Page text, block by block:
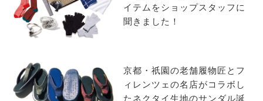
イテムをショップスタッフに
聞きました！
京都・祇園の老舗履物匠とフ
ィレンツェの名店がコラボし